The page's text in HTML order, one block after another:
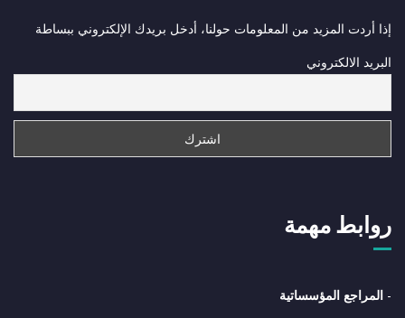
روابط مهمة
- المراجع المؤسساتية
إذا أردت المزيد من المعلومات حولنا، أدخل بريدك الإلكتروني ببساطة
البريد الالكتروني